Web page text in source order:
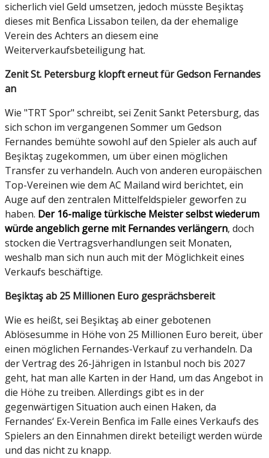
sicherlich viel Geld umsetzen, jedoch müsste Beşiktaş
dieses mit Benfica Lissabon teilen, da der ehemalige
Verein des Achters an diesem eine
Weiterverkaufsbeteiligung hat.
Zenit St. Petersburg klopft erneut für Gedson Fernandes
an
Wie "TRT Spor" schreibt, sei Zenit Sankt Petersburg, das
sich schon im vergangenen Sommer um Gedson
Fernandes bemühte sowohl auf den Spieler als auch auf
Beşiktaş zugekommen, um über einen möglichen
Transfer zu verhandeln. Auch von anderen europäischen
Top-Vereinen wie dem AC Mailand wird berichtet, ein
Auge auf den zentralen Mittelfeldspieler geworfen zu
haben. Der 16-malige türkische Meister selbst wiederum
würde angeblich gerne mit Fernandes verlängern, doch
stocken die Vertragsverhandlungen seit Monaten,
weshalb man sich nun auch mit der Möglichkeit eines
Verkaufs beschäftige.
Beşiktaş ab 25 Millionen Euro gesprächsbereit
Wie es heißt, sei Beşiktaş ab einer gebotenen
Ablösesumme in Höhe von 25 Millionen Euro bereit, über
einen möglichen Fernandes-Verkauf zu verhandeln. Da
der Vertrag des 26-Jährigen in Istanbul noch bis 2027
geht, hat man alle Karten in der Hand, um das Angebot in
die Höhe zu treiben. Allerdings gibt es in der
gegenwärtigen Situation auch einen Haken, da
Fernandes‘ Ex-Verein Benfica im Falle eines Verkaufs des
Spielers an den Einnahmen direkt beteiligt werden würde
und das nicht zu knapp.